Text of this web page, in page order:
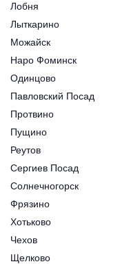
Лобня
Лыткарино
Можайск
Наро Фоминск
Одинцово
Павловский Посад
Протвино
Пущино
Реутов
Сергиев Посад
Солнечногорск
Фрязино
Хотьково
Чехов
Щелково